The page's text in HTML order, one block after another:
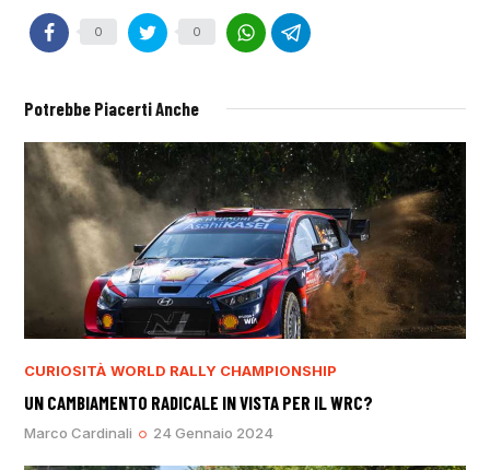
0 0
Potrebbe Piacerti Anche
CURIOSITÀ WORLD RALLY CHAMPIONSHIP
UN CAMBIAMENTO RADICALE IN VISTA PER IL WRC?
Marco Cardinali 24 Gennaio 2024